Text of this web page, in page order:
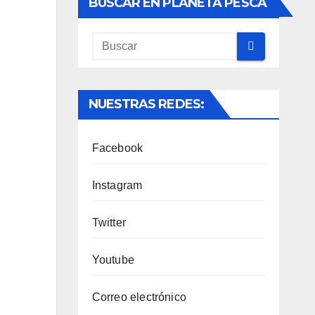
NUESTRAS REDES:
Facebook
Instagram
Twitter
Youtube
Correo electrónico